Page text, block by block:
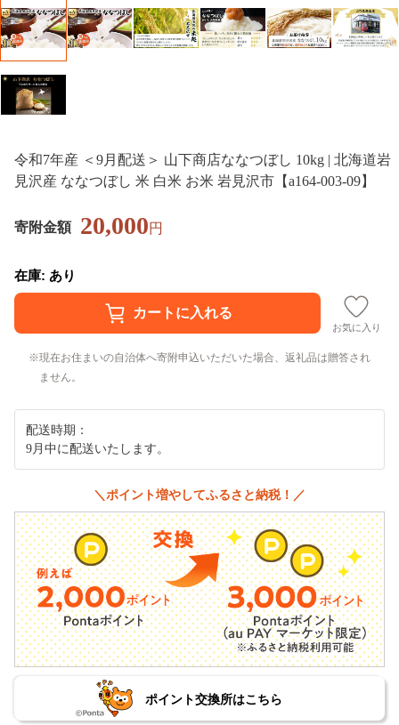
令和7年産 ＜9月配送＞ 山下商店ななつぼし 10kg | 北海道岩
見沢産 ななつぼし 米 白米 お米 岩見沢市【a164-003-09】
寄附金額 20,000円
在庫: あり
お気に入り
現在お住まいの自治体へ寄附申込いただいた場合、返礼品は贈答され
ません。
配送時期：
9月中に配送いたします。
＼ポイント増やしてふるさと納税！／
ポイント交換所はこちら